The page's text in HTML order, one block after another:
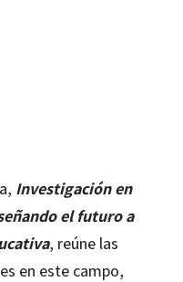
Investigación en
el futuro a
, reúne las
en este campo,